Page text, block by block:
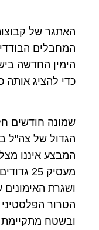
האתגר של
המחבלים
הימין החדשה
כדי להציג אותה
שמונה חודשים
הגדול של צה"ל
המבצע איננו
מעסיק
ושגרת
הטרור
ובשטח